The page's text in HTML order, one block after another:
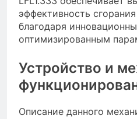
эффективность
благодаря
оптимизированным
Устройство и
Описание данного